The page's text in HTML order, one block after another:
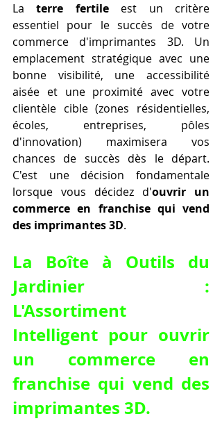
La terre fertile est un critère
essentiel pour le succès de votre
commerce d'imprimantes 3D. Un
emplacement stratégique avec une
bonne visibilité, une accessibilité
aisée et une proximité avec votre
clientèle cible (zones résidentielles,
écoles, entreprises, pôles
d'innovation) maximisera vos
chances de succès dès le départ.
C'est une décision fondamentale
lorsque vous décidez d'ouvrir un
commerce en franchise qui vend
des imprimantes 3D.
La Boîte à Outils du
Jardinier :
L'Assortiment
Intelligent pour ouvrir
un commerce en
franchise qui vend des
imprimantes 3D.